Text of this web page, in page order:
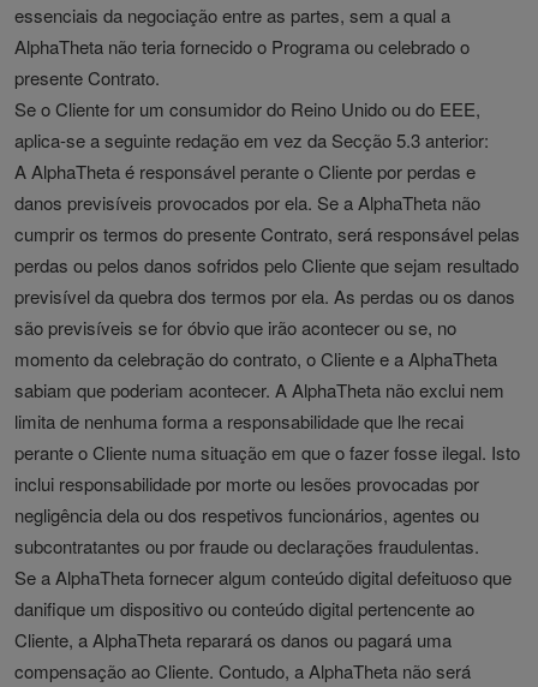
essenciais da negociação entre as partes, sem a qual a
AlphaTheta não teria fornecido o Programa ou celebrado o
presente Contrato.
Se o Cliente for um consumidor do Reino Unido ou do EEE,
aplica-se a seguinte redação em vez da Secção 5.3 anterior:
A AlphaTheta é responsável perante o Cliente por perdas e
danos previsíveis provocados por ela. Se a AlphaTheta não
cumprir os termos do presente Contrato, será responsável pelas
perdas ou pelos danos sofridos pelo Cliente que sejam resultado
previsível da quebra dos termos por ela. As perdas ou os danos
são previsíveis se for óbvio que irão acontecer ou se, no
momento da celebração do contrato, o Cliente e a AlphaTheta
sabiam que poderiam acontecer. A AlphaTheta não exclui nem
limita de nenhuma forma a responsabilidade que lhe recai
perante o Cliente numa situação em que o fazer fosse ilegal. Isto
inclui responsabilidade por morte ou lesões provocadas por
negligência dela ou dos respetivos funcionários, agentes ou
subcontratantes ou por fraude ou declarações fraudulentas.
Se a AlphaTheta fornecer algum conteúdo digital defeituoso que
danifique um dispositivo ou conteúdo digital pertencente ao
Cliente, a AlphaTheta reparará os danos ou pagará uma
compensação ao Cliente. Contudo, a AlphaTheta não será